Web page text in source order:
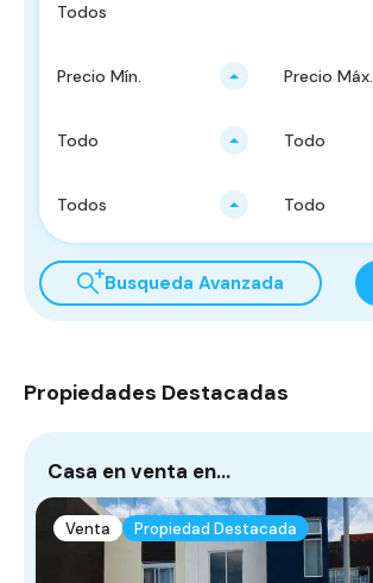
Todos
Precio Mín. Precio Máx.
Todo Todo
Todos Todo
Busqueda Avanzada
Propiedades Destacadas
Casa en venta en…
Venta Propiedad Destacada